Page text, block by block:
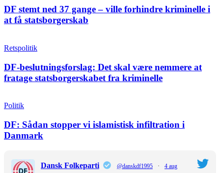
DF stemt ned 37 gange – ville forhindre kriminelle i
at få statsborgerskab
Retspolitik
DF-beslutningsforslag: Det skal være nemmere at
fratage statsborgerskabet fra kriminelle
Politik
DF: Sådan stopper vi islamistisk infiltration i
Danmark
Dansk Folkeparti @danskdf1995 · 4 aug